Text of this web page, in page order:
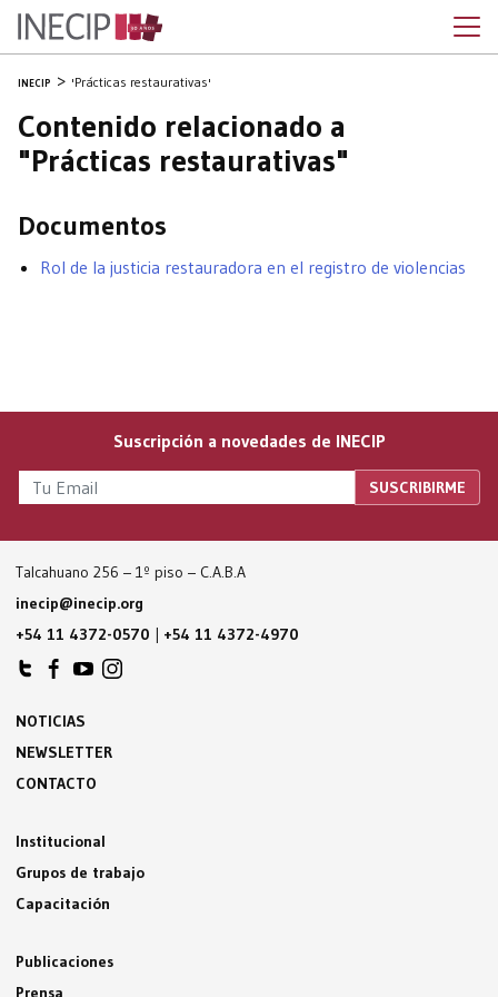
INECIP 'Prácticas restaurativas'
Contenido relacionado a
"Prácticas restaurativas"
Documentos
Rol de la justicia restauradora en el registro de violencias
Suscripción a novedades de INECIP
Talcahuano 256 – 1º piso – C.A.B.A
inecip@inecip.org
+54 11 4372-0570 | +54 11 4372-4970
NOTICIAS
NEWSLETTER
CONTACTO
Institucional
Grupos de trabajo
Capacitación
Publicaciones
Prensa